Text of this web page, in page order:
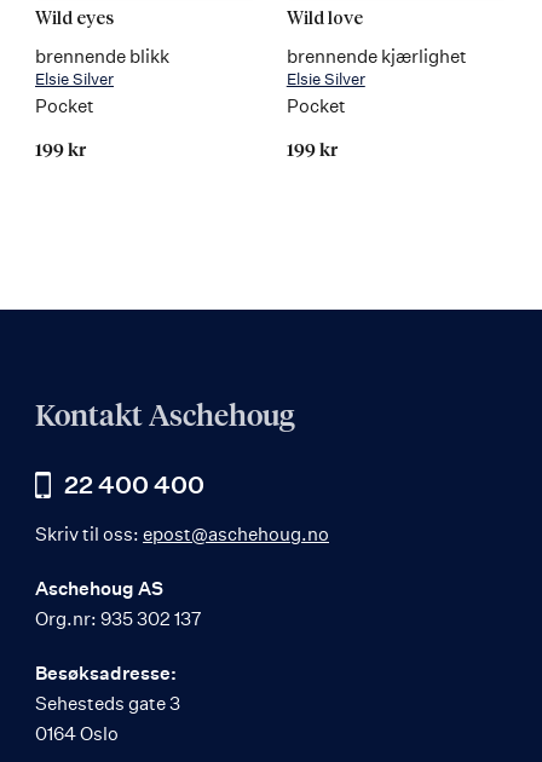
Wild eyes
brennende blikk
Elsie Silver
Pocket
199 kr
Wild love
brennende kjærlighet
Elsie Silver
Pocket
199 kr
Kontakt Aschehoug
22 400 400
Skriv til oss: epost@aschehoug.no
Aschehoug AS
Org.nr: 935 302 137
Besøksadresse:
Sehesteds gate 3
0164 Oslo